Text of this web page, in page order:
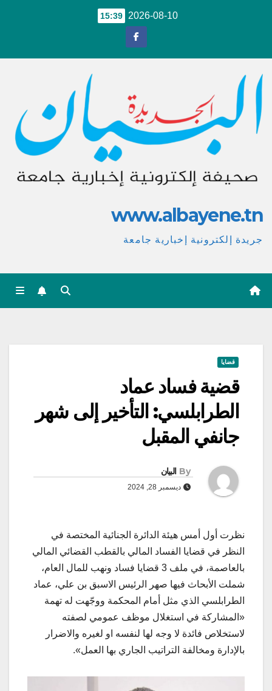
2026-08-10
15:39
www.albayene.tn
جريدة إلكترونية إخبارية جامعة
قضايا
قضية فساد عماد
الطرابلسي: التأخير إلى شهر
جانفي المقبل
By البيان
ديسمبر 28, 2024
نظرت أول أمس هيئة الدائرة الجنائية المختصة في
النظر في قضايا الفساد المالي بالقطب القضائي المالي
بالعاصمة، في ملف 3 قضايا فساد ونهب للمال العام،
شملت الأبحاث فيها صهر الرئيس الاسبق بن علي، عماد
الطرابلسي الذي مثل أمام المحكمة ووجّهت له تهمة
«المشاركة في استغلال موظف عمومي لصفته
لاستخلاص فائدة لا وجه لها لنفسه او لغيره والاضرار
بالإدارة ومخالفة التراتيب الجاري بها العمل».